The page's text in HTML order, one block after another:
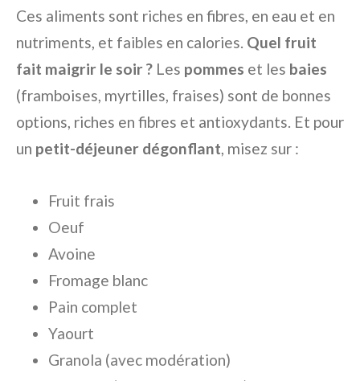
Ces aliments sont riches en fibres, en eau et en
nutriments, et faibles en calories. Quel fruit
fait maigrir le soir ? Les pommes et les baies
(framboises, myrtilles, fraises) sont de bonnes
options, riches en fibres et antioxydants. Et pour
un petit-déjeuner dégonflant , misez sur :
Fruit frais
Oeuf
Avoine
Fromage blanc
Pain complet
Yaourt
Granola (avec modération)